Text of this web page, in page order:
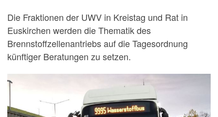
Die Fraktionen der UWV in Kreistag und Rat in
Euskirchen werden die Thematik des
Brennstoffzellenantriebs auf die Tagesordnung
künftiger Beratungen zu setzen.